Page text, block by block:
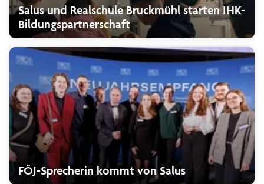
Salus und Realschule Bruckmühl starten IHK-
Bildungspartnerschaft
FÖJ-Sprecherin kommt von Salus